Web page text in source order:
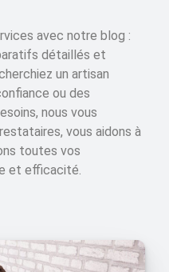
avec notre blog :
détaillés et
un artisan
ou des
nous vous
vous aidons à
toutes vos
et efficacité.